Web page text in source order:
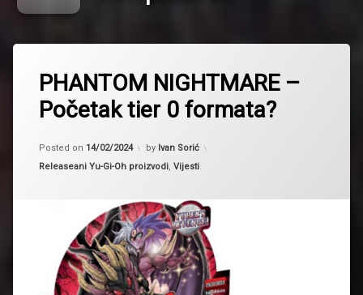
PHANTOM NIGHTMARE –
Početak tier 0 formata?
Posted on 14/02/2024
Updated on
by Ivan Sorić
Kategorije:
Releaseani Yu-Gi-Oh proizvodi, Vijesti
Hrvatska
proizvod
Nightmare
PHNI
planet